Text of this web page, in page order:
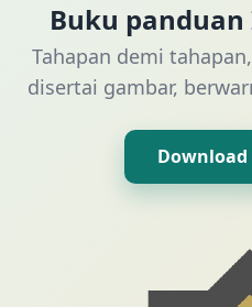
Buku
Tahapan demi
disertai gambar,
Download